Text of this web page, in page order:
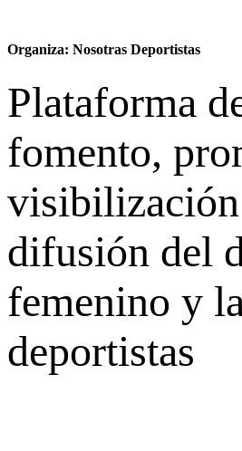
Organiza: Nosotras Deportistas
Plataforma
fomento,
difusión del
femenino y
deportistas